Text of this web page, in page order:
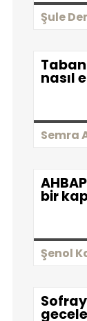
Şule
nasıl
Semra
bir
Şenol